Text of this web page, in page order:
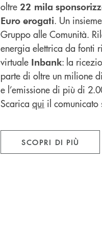
oltre 22 mila
Euro erogati. Un
Gruppo alle Comunità.
energia elettrica da fonti
virtuale Inbank: la
parte di oltre un milione
e l’emissione di più di
Scarica qui il comunicato
SCOPRI DI PIÙ